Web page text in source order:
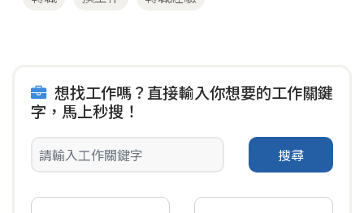
想找工作嗎？直接輸入你想要的工作關鍵
字，馬上秒搜！
搜尋